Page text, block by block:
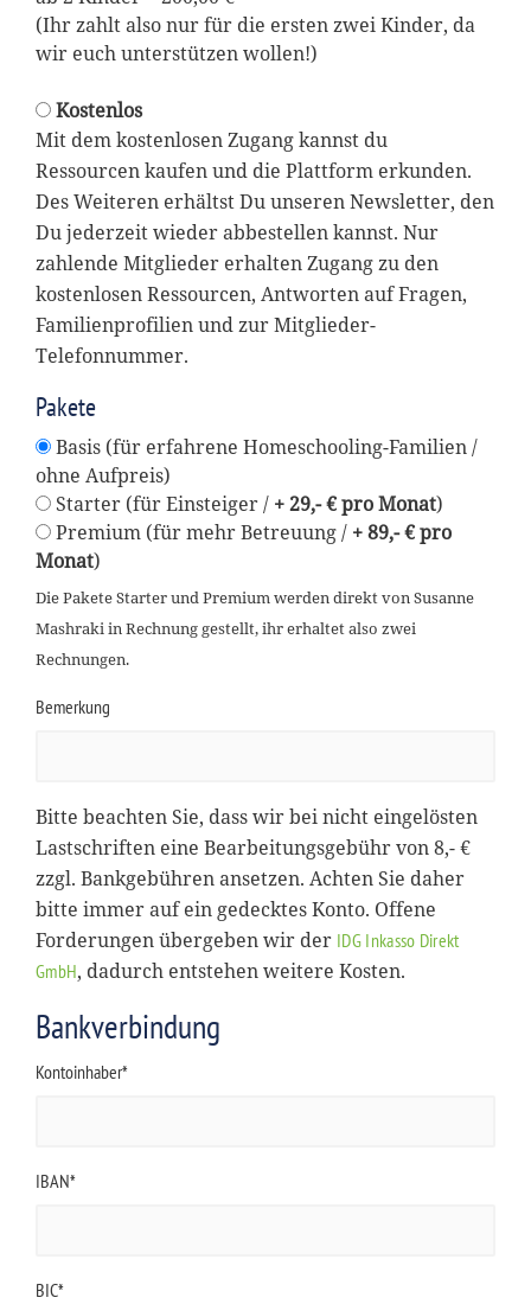
(Ihr zahlt also nur für die ersten zwei Kinder, da
wir euch unterstützen wollen!)
Kostenlos
Mit dem kostenlosen Zugang kannst du
Ressourcen kaufen und die Plattform erkunden.
Des Weiteren erhältst Du unseren Newsletter, den
Du jederzeit wieder abbestellen kannst. Nur
zahlende Mitglieder erhalten Zugang zu den
kostenlosen Ressourcen, Antworten auf Fragen,
Familienprofilien und zur Mitglieder-
Telefonnummer.
Pakete
Basis (für erfahrene Homeschooling-Familien /
ohne Aufpreis)
Starter (für Einsteiger / + 29,- € pro Monat)
Premium (für mehr Betreuung / + 89,- € pro
Monat)
Die Pakete Starter und Premium werden direkt von Susanne
Mashraki in Rechnung gestellt, ihr erhaltet also zwei
Rechnungen.
Bemerkung
Bitte beachten Sie, dass wir bei nicht eingelösten
Lastschriften eine Bearbeitungsgebühr von 8,- €
zzgl. Bankgebühren ansetzen. Achten Sie daher
bitte immer auf ein gedecktes Konto. Offene
Forderungen übergeben wir der IDG Inkasso Direkt
GmbH, dadurch entstehen weitere Kosten.
Bankverbindung
Kontoinhaber*
IBAN*
BIC*